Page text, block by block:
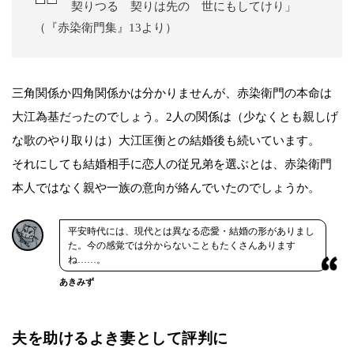
契りつる 契りは先の 世にもしてけり」
（『赤染衛門集』13より）
三角関係か四角関係かは分かりませんが、赤染衛門の本命は
大江為基だったのでしょう。2人の関係は（少なくとも親しげ
な歌のやり取りは）大江匡衡との結婚後も続いています。
それにしても結婚相手に恋人の従兄弟を選ぶとは、赤染衛門
本人ではなく親や一族の意向が絡んでいたのでしょうか。
平安時代には、現代とは異なる恋愛・結婚の形がありまし
た。今の感覚では分からないこともたくさんあります
ね……。
あきみず
夫を助けるよき妻として評判に